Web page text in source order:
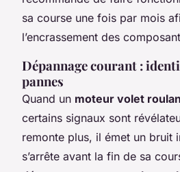
sa course une fois par mois
l’encrassement des
Dépannage courant :
pannes
Quand un moteur volet
certains signaux sont
remonte plus, il émet un bruit
s’arrête avant la fin de sa